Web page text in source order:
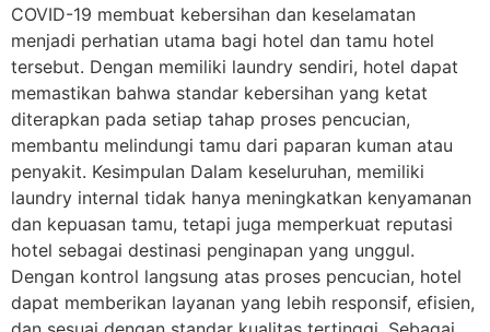
COVID-19 membuat kebersihan dan keselamatan
menjadi perhatian utama bagi hotel dan tamu hotel
tersebut. Dengan memiliki laundry sendiri, hotel dapat
memastikan bahwa standar kebersihan yang ketat
diterapkan pada setiap tahap proses pencucian,
membantu melindungi tamu dari paparan kuman atau
penyakit. Kesimpulan Dalam keseluruhan, memiliki
laundry internal tidak hanya meningkatkan kenyamanan
dan kepuasan tamu, tetapi juga memperkuat reputasi
hotel sebagai destinasi penginapan yang unggul.
Dengan kontrol langsung atas proses pencucian, hotel
dapat memberikan layanan yang lebih responsif, efisien,